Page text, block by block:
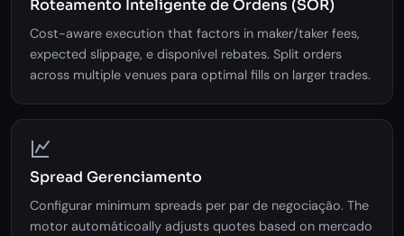
Roteamento Inteligente de Ordens (SOR)
Cost-aware execution that factors in maker/taker fees,
expected slippage, e disponível rebates. Split orders
across multiple venues para optimal fills on larger trades.
Spread Gerenciamento
Configurar minimum spreads per par de negociação. The
motor automáticoally adjusts quotes based on mercado